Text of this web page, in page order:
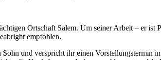
Ortschaft Salem. Um seiner Arbeit – er ist
empfohlen.
und verspricht ihr einen Vorstellungstermin